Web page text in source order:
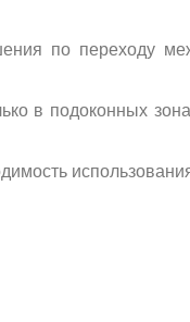
по переходу
в подоконных